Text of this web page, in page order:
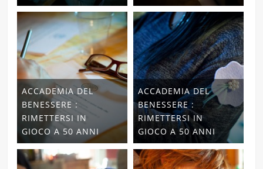
ACCADEMIA DEL
BENESSERE :
RIMETTERSI IN
GIOCO A 50 ANNI
ACCADEMIA DEL
BENESSERE :
RIMETTERSI IN
GIOCO A 50 ANNI